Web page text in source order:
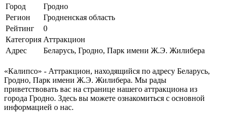
Город
Гродно
Регион
Гродненская область
Рейтинг
0
Категория Аттракцион
Адрес
Беларусь, Гродно, Парк имени Ж.Э. Жилибера
«Калипсо» - Аттракцион, находящийся по адресу Беларусь,
Гродно, Парк имени Ж.Э. Жилибера. Мы рады
приветствовать вас на странице нашего аттракциона из
города Гродно. Здесь вы можете ознакомиться с основной
информацией о нас.